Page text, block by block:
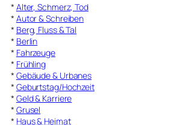
* Alter, Schmerz, Tod
* Autor & Schreiben
* Berg, Fluss & Tal
* Berlin
* Fahrzeuge
* Frühling
* Gebäude & Urbanes
* Geburtstag/Hochzeit
* Geld & Karriere
* Grusel
* Haus & Heimat